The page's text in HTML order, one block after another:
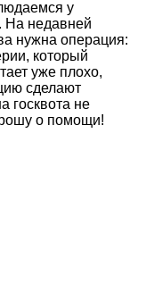
у
На недавней
нужна операция:
который
уже плохо,
сделают
госквота не
о помощи!